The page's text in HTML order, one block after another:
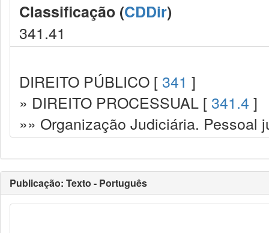
Classificação (CDDir)
341.41
DIREITO PÚBLICO [ 341 ]
» DIREITO PROCESSUAL [ 341.4 ]
»» Organização Judiciária. Pessoal
Publicação: Texto - Português